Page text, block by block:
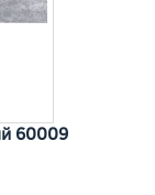
60009